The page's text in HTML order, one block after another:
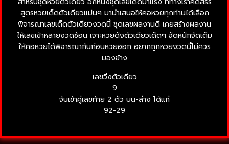
สูตรหวยเด็ดตัวเดียวแม่นๆ มานำเสนอให้คอหวยทุกท่านได้เลือก
พิจารณาเลขเด็ดตัวเดียวงวดนี้ ชุดเลขผลงานดี เคยสร้างผลงาน
ให้เลขเข้าหลายงวดซ้อน เจาะหวยดังตัวเดียวเด็ดๆ จัดหนักจัดเต็ม
ให้คอหวยได้พิจารณากันก่อนหวยออก อยากถูกหวยงวดนี้ไม่ควร
มองข้าง
เลขวิ่งตัวเดียว
9
จับเข้าคู่เลขท้าย 2 ตัว บน-ล่าง ได้แก่
92-29